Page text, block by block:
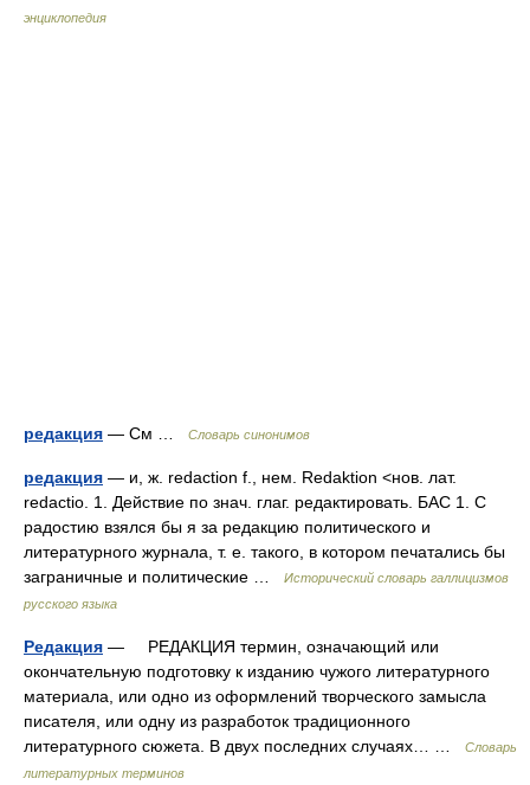
энциклопедия
редакция — См … Словарь синонимов
редакция — и, ж. redaction f., нем. Redaktion <нов. лат.
redactio. 1. Действие по знач. глаг. редактировать. БАС 1. С
радостию взялся бы я за редакцию политического и
литературного журнала, т. е. такого, в котором печатались бы
заграничные и политические …
Исторический словарь галлицизмов
русского языка
Редакция — РЕДАКЦИЯ термин, означающий или
окончательную подготовку к изданию чужого литературного
материала, или одно из оформлений творческого замысла
писателя, или одну из разработок традиционного
литературного сюжета. В двух последних случаях… …
Словарь
литературных терминов